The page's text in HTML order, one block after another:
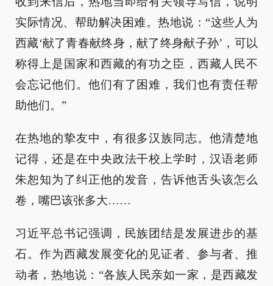
实际情况、帮助解决困难。热地说：“这些人为
西藏‘献了青春献终身，献了终身献子孙’，可以
称得上是国家和西藏的有功之臣，西藏人民不
会忘记他们。他们有了困难，我们也有责任帮
助他们。”
在热地的挚友中，有很多汉族同志。他清楚地
记得，还是在中央政法干校上学时，汉语老师
朱恕知为了纠正他的发音，告诉他舌头该怎么
卷，嘴巴该张多大……
习近平总书记强调，民族团结是发展进步的基
石。作为西藏发展变化的见证者、参与者、推
动者，热地说：“各族人民亲如一家，是西藏发